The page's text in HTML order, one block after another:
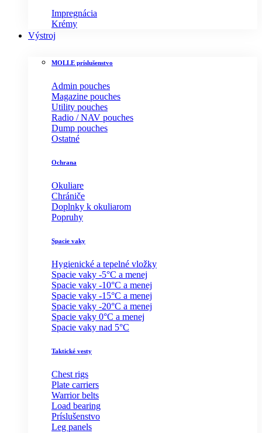
Impregnácia
Krémy
Výstroj
MOLLE príslušenstvo
Admin pouches
Magazine pouches
Utility pouches
Radio / NAV pouches
Dump pouches
Ostatné
Ochrana
Okuliare
Chrániče
Doplnky k okuliarom
Popruhy
Spacie vaky
Hygienické a tepelné vložky
Spacie vaky -5°C a menej
Spacie vaky -10°C a menej
Spacie vaky -15°C a menej
Spacie vaky -20°C a menej
Spacie vaky 0°C a menej
Spacie vaky nad 5°C
Taktické vesty
Chest rigs
Plate carriers
Warrior belts
Load bearing
Príslušenstvo
Leg panels